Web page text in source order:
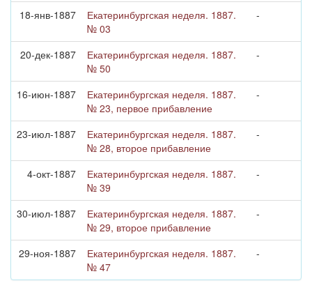
18-янв-1887
Екатеринбургская неделя. 1887.
№ 03
-
20-дек-1887
Екатеринбургская неделя. 1887.
№ 50
-
16-июн-1887
Екатеринбургская неделя. 1887.
№ 23, первое прибавление
-
23-июл-1887
Екатеринбургская неделя. 1887.
№ 28, второе прибавление
-
4-окт-1887
Екатеринбургская неделя. 1887.
№ 39
-
30-июл-1887
Екатеринбургская неделя. 1887.
№ 29, второе прибавление
-
29-ноя-1887
Екатеринбургская неделя. 1887.
№ 47
-